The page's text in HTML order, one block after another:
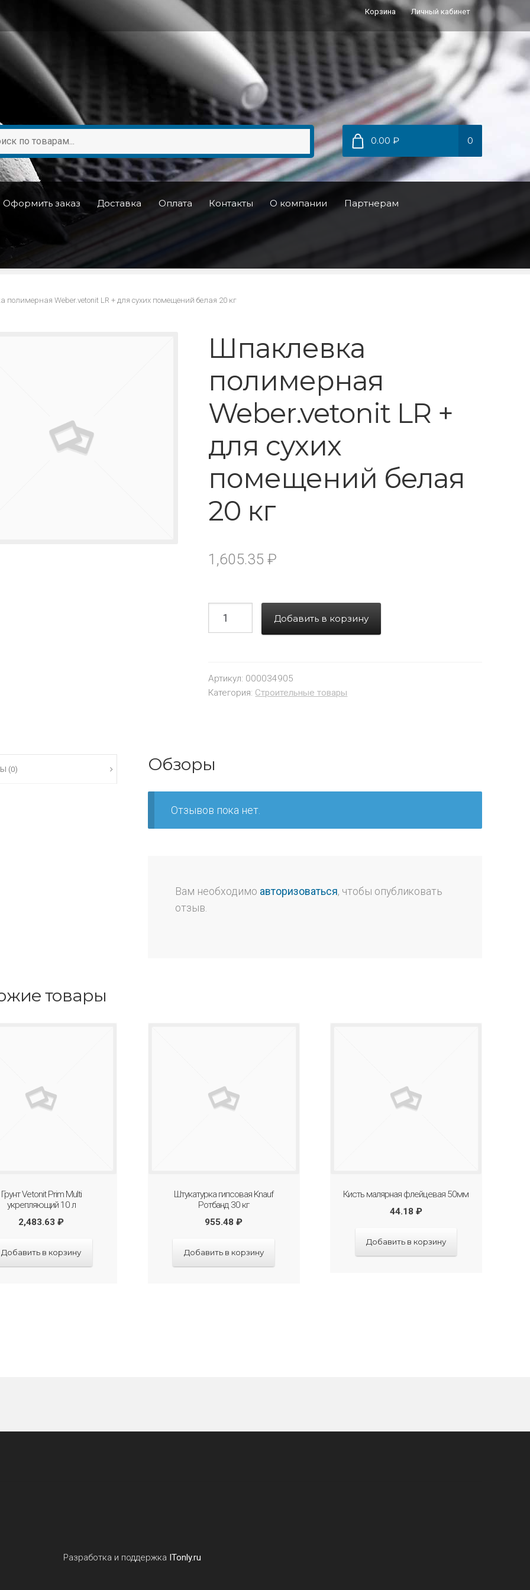
Корзина Личный кабинет
0.00 ₽ 0
Оформить заказ Доставка Оплата Контакты О компании Партнерам
полимерная Weber.vetonit LR + для сухих помещений белая 20 кг
Шпаклевка
полимерная
Weber.vetonit LR +
для сухих
помещений белая
20 кг
1,605.35₽
Добавить в корзину
Артикул: 000034905
Категория: Строительные товары
(0) Обзоры
Отзывов пока нет.
Вам необходимо авторизоваться, чтобы опубликовать
отзыв.
товары
Грунт Vetonit Prim Multi
укрепляющий 10 л
2,483.63₽
Добавить в корзину
Штукатурка гипсовая Knauf
Ротбанд 30 кг
955.48₽
Добавить в корзину
Кисть малярная флейцевая 50мм
44.18 ₽
Добавить в корзину
Разработка и поддержка ITonly.ru